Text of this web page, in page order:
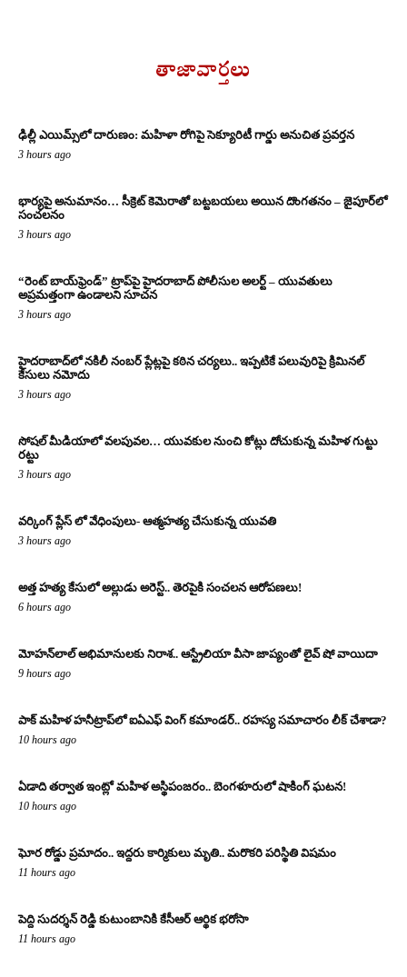
తాజావార్తలు
ఢిల్లీ ఎయిమ్స్‌లో దారుణం: మహిళా రోగిపై సెక్యూరిటీ గార్డు అనుచిత ప్రవర్తన
3 hours ago
భార్యపై అనుమానం… సీక్రెట్ కెమెరాతో బట్టబయలు అయిన దొంగతనం – జైపూర్‌లో
సంచలనం
3 hours ago
“రెంట్ బాయ్‌ఫ్రెండ్” ట్రాప్‌పై హైదరాబాద్ పోలీసుల అలర్ట్ – యువతులు
అప్రమత్తంగా ఉండాలని సూచన
3 hours ago
హైదరాబాద్‌లో నకిలీ నంబర్ ప్లేట్లపై కఠిన చర్యలు.. ఇప్పటికే పలువురిపై క్రిమినల్
కేసులు నమోదు
3 hours ago
సోషల్ మీడియాలో వలపువల… యువకుల నుంచి కోట్లు దోచుకున్న మహిళ గుట్టు
రట్టు
3 hours ago
వర్కింగ్ ప్లేస్ లో వేధింపులు- ఆత్మహత్య చేసుకున్న యువతి
3 hours ago
అత్త హత్య కేసులో అల్లుడు అరెస్ట్.. తెరపైకి సంచలన ఆరోపణలు!
6 hours ago
మోహన్‌లాల్ అభిమానులకు నిరాశ.. ఆస్ట్రేలియా వీసా జాప్యంతో లైవ్ షో వాయిదా
9 hours ago
పాక్ మహిళ హనీట్రాప్‌లో ఐఏఎఫ్ వింగ్ కమాండర్.. రహస్య సమాచారం లీక్ చేశాడా?
10 hours ago
ఏడాది తర్వాత ఇంట్లో మహిళ అస్థిపంజరం.. బెంగళూరులో షాకింగ్ ఘటన!
10 hours ago
ఘోర రోడ్డు ప్రమాదం.. ఇద్దరు కార్మికులు మృతి.. మరొకరి పరిస్థితి విషమం
11 hours ago
పెద్ది సుదర్శన్ రెడ్డి కుటుంబానికి కేసీఆర్ ఆర్థిక భరోసా
11 hours ago